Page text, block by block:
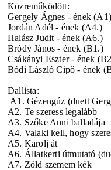
Közreműködött:
Gergely Ágnes - ének (A1)
Jordán Adél - ének (A4.)
Halász Judit - ének (A6.)
Bródy János - ének (B1.)
Csákányi Eszter - ének
Bódi László Cipő - ének
Dallista:
A1. Gézengúz (duett
A2. Te szeress legalább
A3. Szőke Anni balladája
A4. Valaki kell, hogy
A5. Karolj át
A6. Állatkerti útmutató
A7. Zöld szemem kék